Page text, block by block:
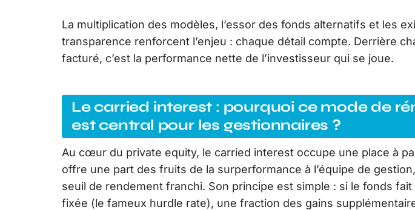
La multiplication des modèles, l’essor des fonds alternatifs et les
transparence renforcent l’enjeu : chaque détail compte. Derrière
facturé, c’est la performance nette de l’investisseur qui se joue.
Le carried interest : pourquoi ce mode de
est central pour les gestionnaires ?
Au cœur du private equity, le carried interest occupe une place à
offre une part des fruits de la surperformance à l’équipe de
seuil de rendement franchi. Son principe est simple : si le fonds fait
fixée (le fameux hurdle rate), une fraction des gains